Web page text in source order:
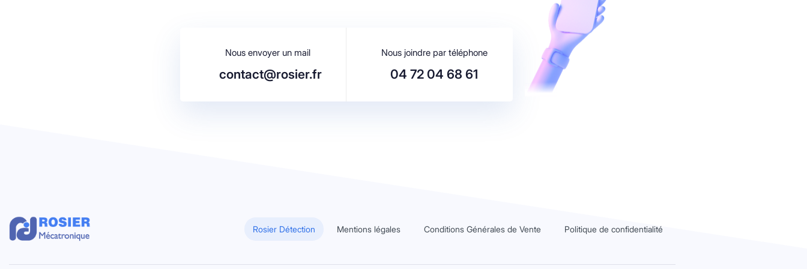
Nous envoyer un mail
contact@rosier.fr
Nous joindre par téléphone
04 72 04 68 61
Rosier Détection Mentions légales Conditions Générales de Vente Politique de confidentialité